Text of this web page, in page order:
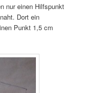
nur einen Hilfspunkt
Dort ein
Punkt 1,5 cm